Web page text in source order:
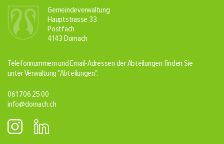
Gemeindeverwaltung
Hauptstrasse 33
Postfach
4143 Dornach
Telefonnummern und Email-Adressen der Abteilungen finden Sie
unter Verwaltung "Abteilungen".
061 706 25 00
info@dornach.ch